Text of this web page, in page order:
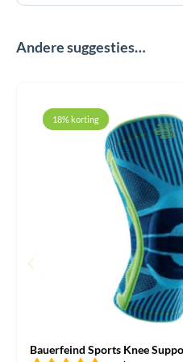
Andere suggesties…
18% korting
Bauerfeind Sports Knee